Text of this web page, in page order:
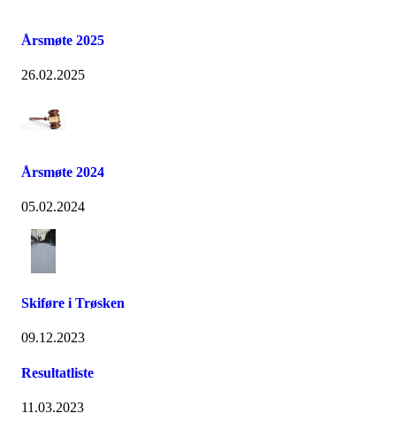
Årsmøte 2025
26.02.2025
Årsmøte 2024
05.02.2024
Skiføre i Trøsken
09.12.2023
Resultatliste
11.03.2023